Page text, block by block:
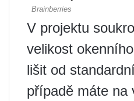
V projektu
velikost
lišit od
případě máte na